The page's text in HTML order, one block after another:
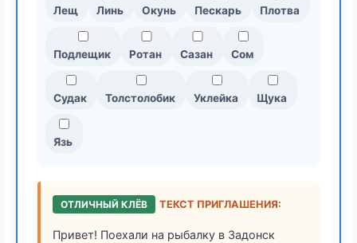
Лещ Линь Окунь Пескарь Плотва
Подлещик Ротан Сазан Сом
Судак Толстолобик Уклейка Щука
Язь
ОТЛИЧНЫЙ КЛЁВ ТЕКСТ ПРИГЛАШЕНИЯ:
Привет! Поехали на рыбалку в Задонск